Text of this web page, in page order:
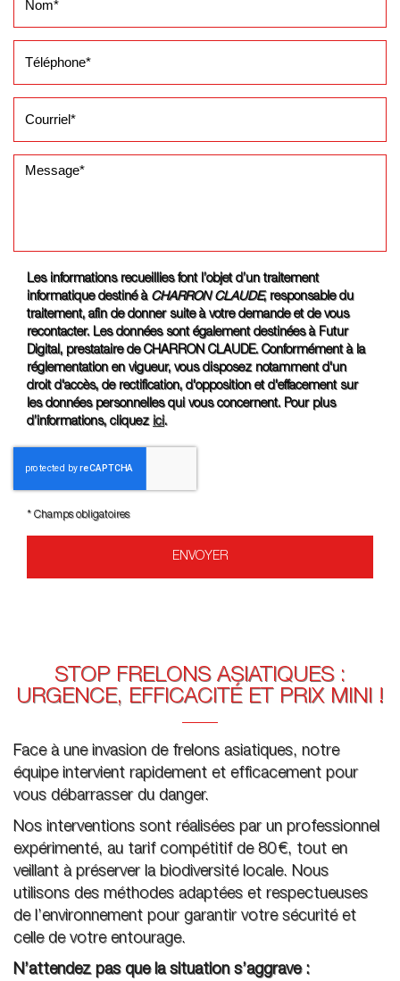
Les informations recueillies font l’objet d’un traitement
informatique destiné à
CHARRON CLAUDE, responsable du
traitement, afin de donner suite à votre demande et de vous
recontacter. Les données sont également destinées à Futur
Digital, prestataire de CHARRON CLAUDE. Conformément à la
réglementation en vigueur, vous disposez notamment d'un
droit d'accès, de rectification, d'opposition et d'effacement sur
les données personnelles qui vous concernent. Pour plus
d’informations, cliquez ici.
*Champs obligatoires
STOP FRELONS ASIATIQUES :
URGENCE, EFFICACITÉ ET PRIX MINI !
Face à une invasion de frelons asiatiques, notre
équipe intervient rapidement et efficacement pour
vous débarrasser du danger.
Nos interventions sont réalisées par un professionnel
expérimenté, au tarif compétitif de 80 €, tout en
veillant à préserver la biodiversité locale. Nous
utilisons des méthodes adaptées et respectueuses
de l’environnement pour garantir votre sécurité et
celle de votre entourage.
N’attendez pas que la situation s’aggrave :